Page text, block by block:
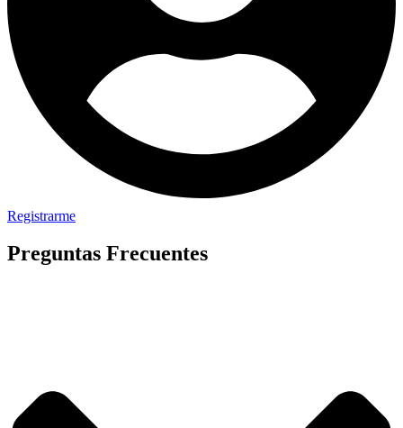
Registrarme
Preguntas Frecuentes